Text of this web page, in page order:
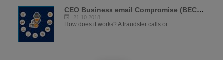
CEO Business email Compromise (BEC)...
21.10.2018
How does it works? A fraudster calls or